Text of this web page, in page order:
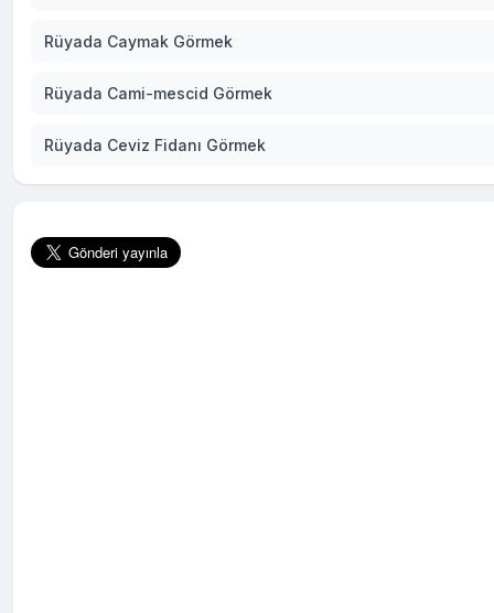
Rüyada Caymak Görmek
Rüyada Cami-mescid Görmek
Rüyada Ceviz Fidanı Görmek